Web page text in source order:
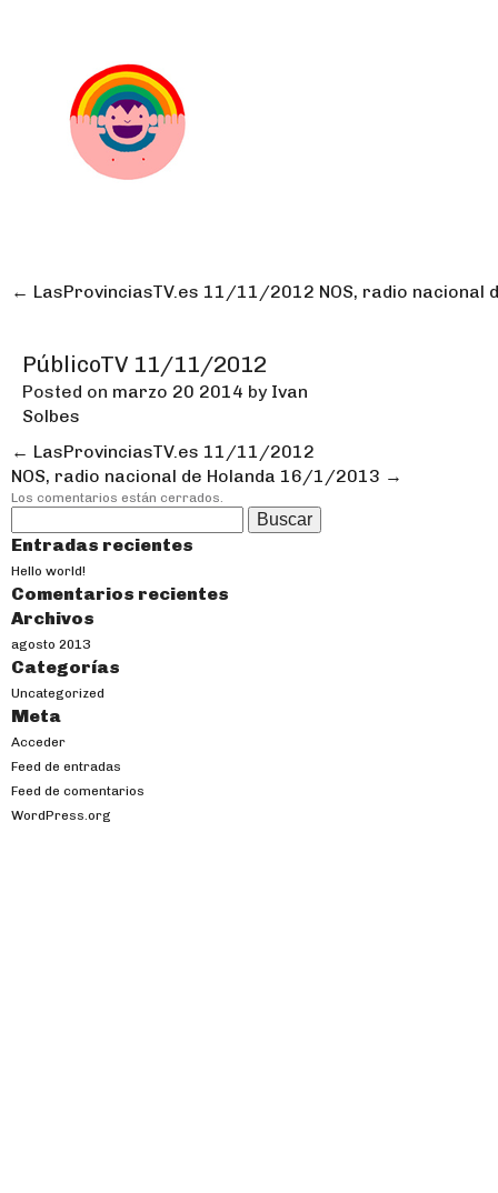
← LasProvinciasTV.es 11/11/2012 NOS, radio
PúblicoTV 11/11/2012
Posted on marzo 20 2014 by Ivan
Solbes
← LasProvinciasTV.es 11/11/2012
NOS, radio nacional de Holanda 16/1/2013 →
Los comentarios están cerrados.
Entradas recientes
Hello world!
Comentarios recientes
Archivos
agosto 2013
Categorías
Uncategorized
Meta
Acceder
Feed de entradas
Feed de comentarios
WordPress.org